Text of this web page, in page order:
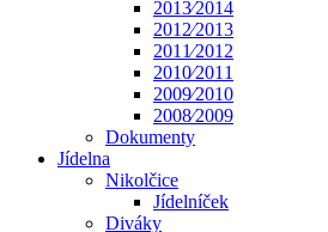
2013⁄2014
2012⁄2013
2011⁄2012
2010⁄2011
2009⁄2010
2008⁄2009
Dokumenty
Jídelna
Nikolčice
Jídelníček
Diváky